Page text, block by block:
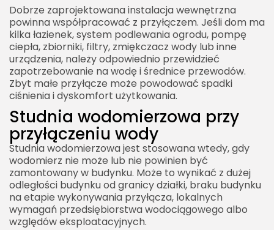
Dobrze zaprojektowana instalacja wewnętrzna
powinna współpracować z przyłączem. Jeśli dom ma
kilka łazienek, system podlewania ogrodu, pompę
ciepła, zbiorniki, filtry, zmiękczacz wody lub inne
urządzenia, należy odpowiednio przewidzieć
zapotrzebowanie na wodę i średnice przewodów.
Zbyt małe przyłącze może powodować spadki
ciśnienia i dyskomfort użytkowania.
Studnia wodomierzowa przy
przyłączeniu wody
Studnia wodomierzowa jest stosowana wtedy, gdy
wodomierz nie może lub nie powinien być
zamontowany w budynku. Może to wynikać z dużej
odległości budynku od granicy działki, braku budynku
na etapie wykonywania przyłącza, lokalnych
wymagań przedsiębiorstwa wodociągowego albo
względów eksploatacyjnych.